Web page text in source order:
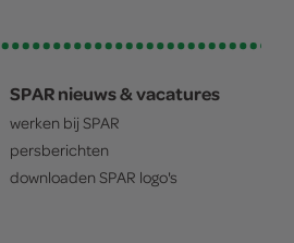
SPAR nieuws & vacatures
werken bij SPAR
persberichten
downloaden SPAR logo's